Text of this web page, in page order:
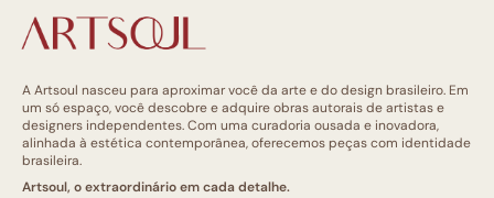
A Artsoul nasceu para aproximar você da arte e do design brasileiro. Em
um só espaço, você descobre e adquire obras autorais de artistas e
designers independentes. Com uma curadoria ousada e inovadora,
alinhada à estética contemporânea, oferecemos peças com identidade
brasileira.
Artsoul, o extraordinário em cada detalhe.